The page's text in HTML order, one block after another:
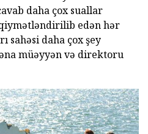
daha çox suallar
edən hər
sahəsi daha çox şey
müəyyən və direktoru